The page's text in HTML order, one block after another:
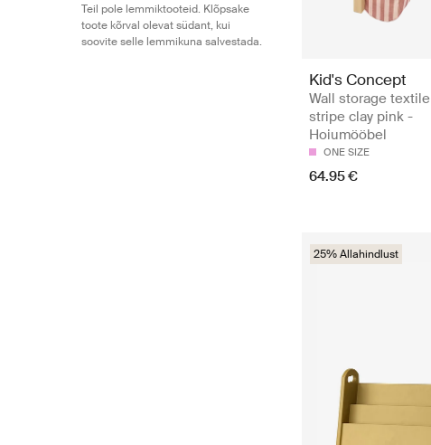
Teil pole lemmiktooteid. Klõpsake
toote kõrval olevat südant, kui
soovite selle lemmikuna salvestada.
Kid's Concept
Wall storage textile
stripe clay pink -
Hoiumööbel
ONE SIZE
64.95 €
25% Allahindlust